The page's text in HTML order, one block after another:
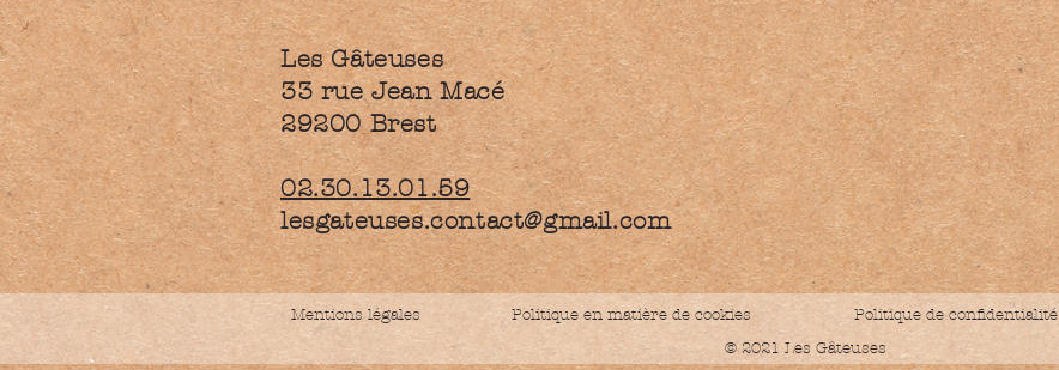
Les Gâteuses
33 rue Jean Macé
29200 Brest
02.30.13.01.59
lesgateuses.contact@gmail.com
Mentions légales Politique en matière de cookies Politique de confidentialité
© 2021 Les Gâteuses